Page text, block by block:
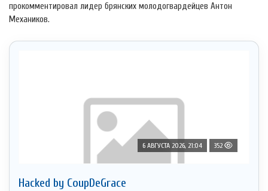
прокомментировал лидер брянских молодогвардейцев Антон
Механиков.
6 АВГУСТА 2026, 21:04 352
Hacked by CoupDeGrace